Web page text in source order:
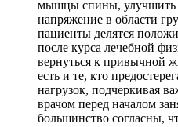
мышцы спины, улучшить
напряжение в области
пациенты делятся
после курса лечебной
вернуться к привычной
есть и те, кто
нагрузок, подчеркивая
врачом перед началом
большинство согласны,